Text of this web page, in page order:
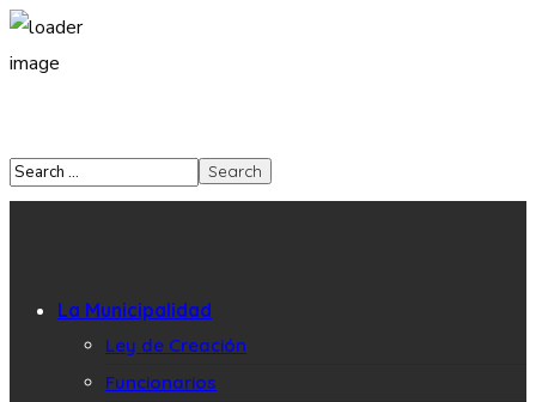
La Municipalidad
Ley de Creación
Funcionarios